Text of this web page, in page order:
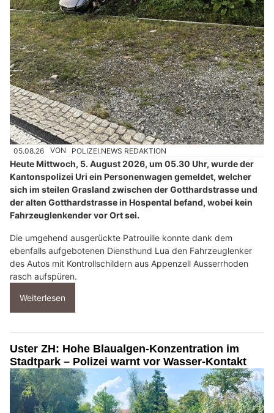
05.08.26 VON POLIZEI.NEWS REDAKTION
Heute Mittwoch, 5. August 2026, um 05.30 Uhr, wurde der
Kantonspolizei Uri ein Personenwagen gemeldet, welcher
sich im steilen Grasland zwischen der Gotthardstrasse und
der alten Gotthardstrasse in Hospental befand, wobei kein
Fahrzeuglenkender vor Ort sei.
Die umgehend ausgerückte Patrouille konnte dank dem
ebenfalls aufgebotenen Diensthund Lua den Fahrzeuglenker
des Autos mit Kontrollschildern aus Appenzell Ausserrhoden
rasch aufspüren.
Weiterlesen
Uster ZH: Hohe Blaualgen-Konzentration im
Stadtpark – Polizei warnt vor Wasser-Kontakt